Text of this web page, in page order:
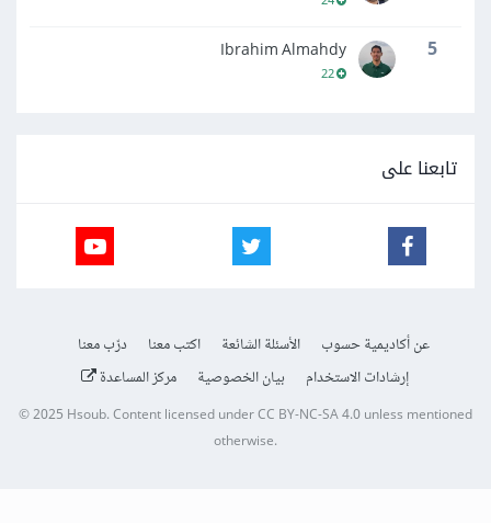
5
Ibrahim Almahdy
تابعنا على
عن أكاديمية حسوب الأسئلة الشائعة اكتب معنا
درّب معنا
إرشادات الاستخدام
بيان الخصوصية مركز المساعدة
© 2025 Hsoub.Content licensed underCC BY-NC-SA 4.0unless mentioned
otherwise.